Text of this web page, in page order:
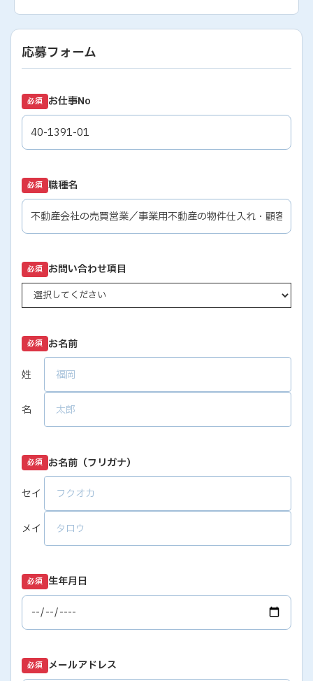
応募フォーム
必須 お仕事No
必須 職種名
必須 お問い合わせ項目
必須 お名前
姓
名
必須 お名前（フリガナ）
セイ
メイ
必須 生年月日
必須 メールアドレス